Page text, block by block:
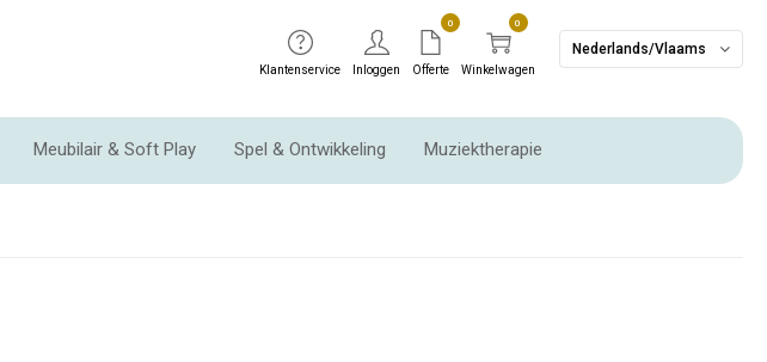
Klantenservice Inloggen
0
Offerte
0
Winkelwagen
Nederlands/Vlaams
Meubilair & Soft Play Spel & Ontwikkeling Muziektherapie